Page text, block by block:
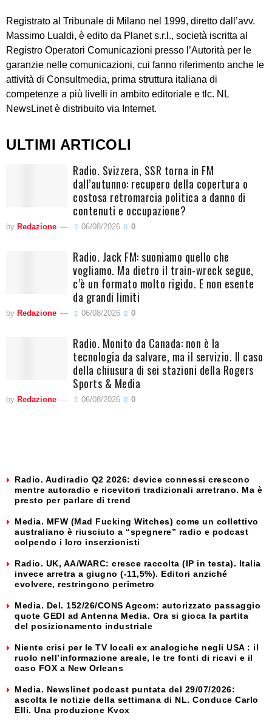
Registrato al Tribunale di Milano nel 1999, diretto dall’avv.
Massimo Lualdi, è edito da Planet s.r.l., società iscritta al
Registro Operatori Comunicazioni presso l’Autorità per le
garanzie nelle comunicazioni, cui fanno riferimento anche le
attività di Consultmedia, prima struttura italiana di
competenze a più livelli in ambito editoriale e tlc. NL
NewsLinet è distribuito via Internet.
ULTIMI ARTICOLI
Radio. Svizzera, SSR torna in FM
dall’autunno: recupero della copertura o
costosa retromarcia politica a danno di
contenuti e occupazione?
by Redazione 06/08/2026 0
Radio. Jack FM: suoniamo quello che
vogliamo. Ma dietro il train-wreck segue,
c’è un formato molto rigido. E non esente
da grandi limiti
by Redazione 06/08/2026 0
Radio. Monito da Canada: non è la
tecnologia da salvare, ma il servizio. Il caso
della chiusura di sei stazioni della Rogers
Sports & Media
by Redazione 06/08/2026 0
Radio. Audiradio Q2 2026: device connessi crescono
mentre autoradio e ricevitori tradizionali arretrano. Ma è
presto per parlare di trend
Media. MFW (Mad Fucking Witches) come un collettivo
australiano è riusciuto a “spegnere” radio e podcast
colpendo i loro inserzionisti
Radio. UK, AA/WARC: cresce raccolta (IP in testa). Italia
invece arretra a giugno (-11,5%). Editori anziché
evolvere, restringono perimetro
Media. Del. 152/26/CONS Agcom: autorizzato passaggio
quote GEDI ad Antenna Media. Ora si gioca la partita
del posizionamento industriale
Niente crisi per le TV locali ex analogiche negli USA : il
ruolo nell’informazione areale, le tre fonti di ricavi e il
caso FOX a New Orleans
Media. Newslinet podcast puntata del 29/07/2026:
ascolta le notizie della settimana di NL. Conduce Carlo
Elli. Una produzione Kvox